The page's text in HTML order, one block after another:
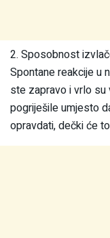
2. Sposobnost
Spontane reakcije u
ste zapravo i vrlo su
pogriješile umjesto
opravdati, dečki će